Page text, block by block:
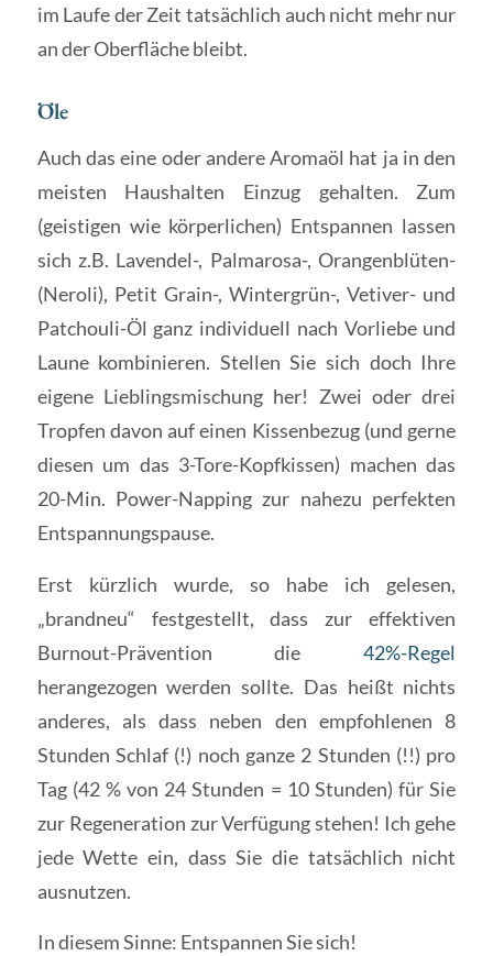
im Laufe der Zeit tatsächlich auch nicht mehr nur
an der Oberfläche bleibt.
Öle
Auch das eine oder andere Aromaöl hat ja in den
meisten Haushalten Einzug gehalten. Zum
(geistigen wie körperlichen) Entspannen lassen
sich z.B. Lavendel-, Palmarosa-, Orangenblüten-
(Neroli), Petit Grain-, Wintergrün-, Vetiver- und
Patchouli-Öl ganz individuell nach Vorliebe und
Laune kombinieren. Stellen Sie sich doch Ihre
eigene Lieblingsmischung her! Zwei oder drei
Tropfen davon auf einen Kissenbezug (und gerne
diesen um das 3-Tore-Kopfkissen) machen das
20-Min. Power-Napping zur nahezu perfekten
Entspannungspause.
Erst kürzlich wurde, so habe ich gelesen,
„brandneu“ festgestellt, dass zur effektiven
Burnout-Prävention die42%-Regel
herangezogen werden sollte. Das heißt nichts
anderes, als dass neben den empfohlenen 8
Stunden Schlaf (!) noch ganze 2 Stunden (!!) pro
Tag (42 % von 24 Stunden = 10 Stunden) für Sie
zur Regeneration zur Verfügung stehen! Ich gehe
jede Wette ein, dass Sie die tatsächlich nicht
ausnutzen.
In diesem Sinne: Entspannen Sie sich!